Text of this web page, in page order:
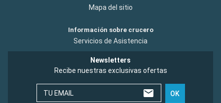
Mapa del sitio
Información sobre crucero
Servicios de Asistencia
Newsletters
Recibe nuestras exclusivas ofertas
TU EMAIL OK